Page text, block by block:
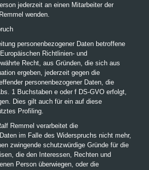
jederzeit an einen Mitarbeiter der
wenden.
personenbezogener Daten betroffene
Richtlinien- und
Recht, aus Gründen, die sich aus
ergeben, jederzeit gegen die
personenbezogener Daten, die
1 Buchstaben e oder f DS-GVO erfolgt,
Dies gilt auch für ein auf diese
Profiling.
Remmel verarbeitet die
im Falle des Widerspruchs nicht mehr,
zwingende schutzwürdige Gründe für die
die den Interessen, Rechten und
Person überwiegen, oder die